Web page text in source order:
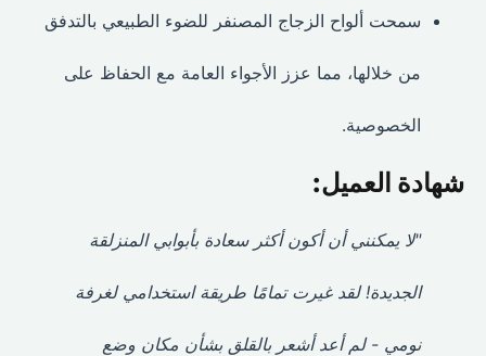
سمحت ألواح الزجاج المصنفر للضوء الطبيعي بالتدفق
من خلالها، مما عزز الأجواء العامة مع الحفاظ على
الخصوصية.
شهادة العميل:
"لا يمكنني أن أكون أكثر سعادة بأبوابي المنزلقة
الجديدة! لقد غيرت تمامًا طريقة استخدامي لغرفة
نومي - لم أعد أشعر بالقلق بشأن مكان وضع